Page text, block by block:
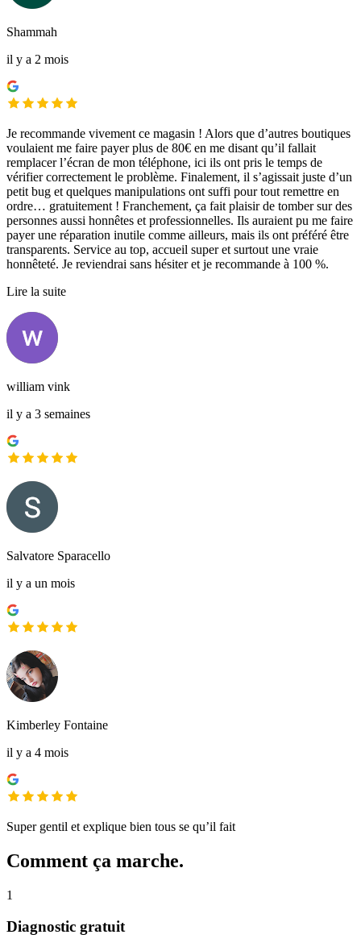
Shammah
il y a 2 mois
Je recommande vivement ce magasin ! Alors que d’autres boutiques
voulaient me faire payer plus de 80€ en me disant qu’il fallait
remplacer l’écran de mon téléphone, ici ils ont pris le temps de
vérifier correctement le problème. Finalement, il s’agissait juste d’un
petit bug et quelques manipulations ont suffi pour tout remettre en
ordre… gratuitement ! Franchement, ça fait plaisir de tomber sur des
personnes aussi honnêtes et professionnelles. Ils auraient pu me faire
payer une réparation inutile comme ailleurs, mais ils ont préféré être
transparents. Service au top, accueil super et surtout une vraie
honnêteté. Je reviendrai sans hésiter et je recommande à 100 %.
Lire la suite
william vink
il y a 3 semaines
Salvatore Sparacello
il y a un mois
Kimberley Fontaine
il y a 4 mois
Super gentil et explique bien tous se qu’il fait
Comment ça marche.
1
Diagnostic gratuit